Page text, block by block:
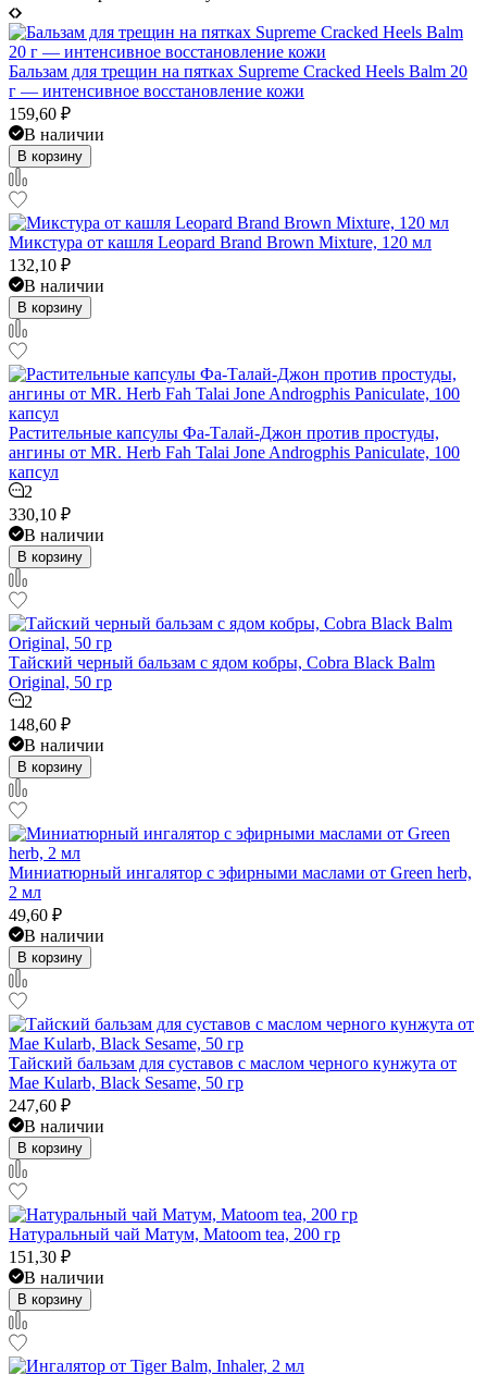
Бальзам для трещин на пятках Supreme Cracked Heels Balm 20
г — интенсивное восстановление кожи
159,60 ₽
В наличии
В корзину
Микстура от кашля Leopard Brand Brown Mixture, 120 мл
132,10 ₽
В наличии
В корзину
Растительные капсулы Фа-Талай-Джон против простуды,
ангины от MR. Herb Fah Talai Jone Androgphis Paniculate, 100
капсул
2
330,10 ₽
В наличии
В корзину
Тайский черный бальзам с ядом кобры, Cobra Black Balm
Original, 50 гр
2
148,60 ₽
В наличии
В корзину
Миниатюрный ингалятор с эфирными маслами от Green herb,
2 мл
49,60 ₽
В наличии
В корзину
Тайский бальзам для суставов с маслом черного кунжута от
Mae Kularb, Black Sesame, 50 гр
247,60 ₽
В наличии
В корзину
Натуральный чай Матум, Matoom tea, 200 гр
151,30 ₽
В наличии
В корзину